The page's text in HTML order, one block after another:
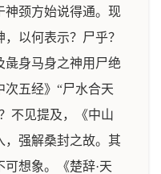
神颈方始说得通。现
以何表示？尸乎？
彘身马身之神用尸绝
五经》“尸水合天
不见提及，《中山
，强解桑封之故。其
想象。《楚辞·天